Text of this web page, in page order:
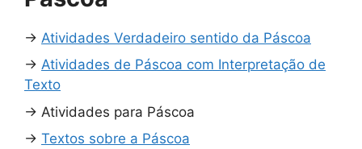
→ Atividades Verdadeiro sentido da Páscoa
→ Atividades de Páscoa com Interpretação de
Texto
→ Atividades para Páscoa
→ Textos sobre a Páscoa